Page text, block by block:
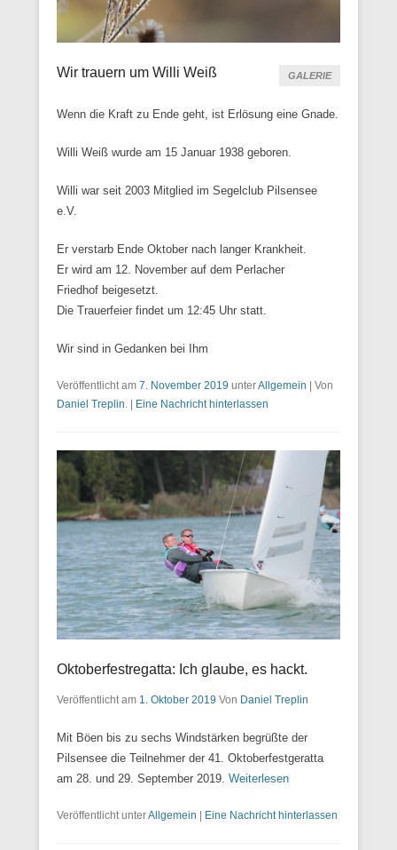
Wir trauern um Willi Weiß GALERIE
Wenn die Kraft zu Ende geht, ist Erlösung eine Gnade.
Willi Weiß wurde am 15 Januar 1938 geboren.
Willi war seit 2003 Mitglied im Segelclub Pilsensee
e.V.
Er verstarb Ende Oktober nach langer Krankheit.
Er wird am 12. November auf dem Perlacher
Friedhof beigesetzt.
Die Trauerfeier findet um 12:45 Uhr statt.
Wir sind in Gedanken bei Ihm
Veröffentlicht am 7. November 2019 unterAllgemein | Von
Daniel Treplin. | Eine Nachricht hinterlassen
Oktoberfestregatta: Ich glaube, es hackt.
Veröffentlicht am 1. Oktober 2019 Von Daniel Treplin
Mit Böen bis zu sechs Windstärken begrüßte der
Pilsensee die Teilnehmer der 41. Oktoberfestgeratta
am 28. und 29. September 2019. Weiterlesen
Veröffentlicht unterAllgemein | Eine Nachricht hinterlassen